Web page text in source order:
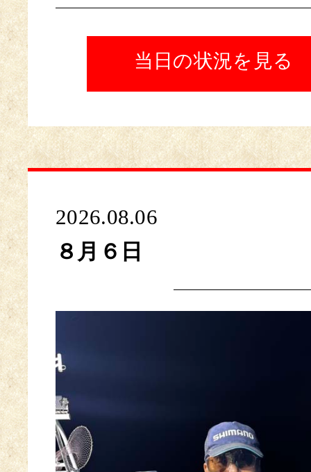
当日の状況を見る
2026.08.06
８月６日